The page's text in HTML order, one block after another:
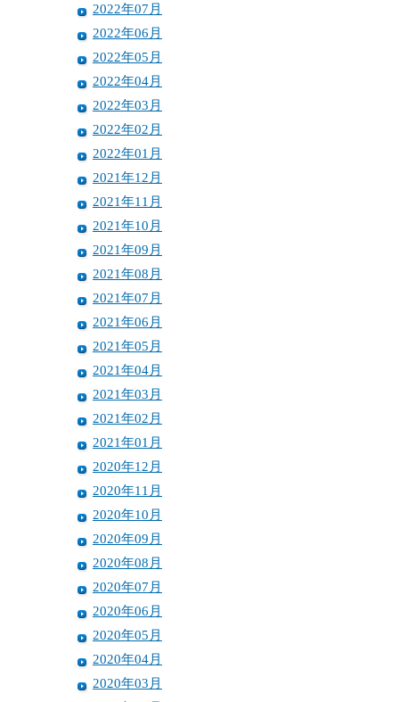
2022年07月
2022年06月
2022年05月
2022年04月
2022年03月
2022年02月
2022年01月
2021年12月
2021年11月
2021年10月
2021年09月
2021年08月
2021年07月
2021年06月
2021年05月
2021年04月
2021年03月
2021年02月
2021年01月
2020年12月
2020年11月
2020年10月
2020年09月
2020年08月
2020年07月
2020年06月
2020年05月
2020年04月
2020年03月